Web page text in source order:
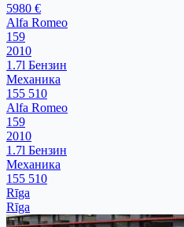
5980 €
Alfa Romeo
159
2010
1.7l Бензин
Механика
155 510
Alfa Romeo
159
2010
1.7l Бензин
Механика
155 510
Rīga
Rīga